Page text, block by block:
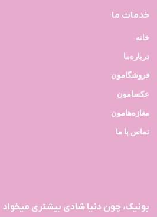
خدمات ما
خانه
درباره‌ما
فروشگامون
عکسامون
مغازه‌هامون
تماس با ما
بونیک، چون دنیا شادی بیشتری میخواد